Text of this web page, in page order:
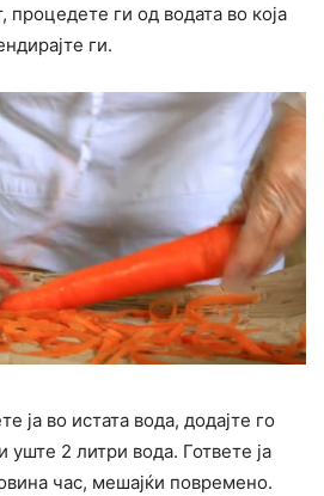
процедете ги од водата во која
ги.
ја во истата вода, додајте го
уште 2 литри вода. Гответе ја
час, мешајќи повремено.